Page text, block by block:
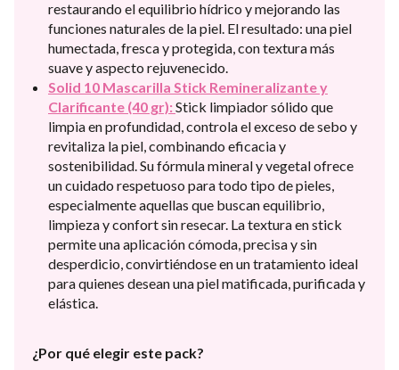
restaurando el equilibrio hídrico y mejorando las
funciones naturales de la piel. El resultado: una piel
humectada, fresca y protegida, con textura más
suave y aspecto rejuvenecido.
Solid 10 Mascarilla Stick Remineralizante y
Clarificante (40 gr):Stick limpiador sólido que
limpia en profundidad, controla el exceso de sebo y
revitaliza la piel, combinando eficacia y
sostenibilidad. Su fórmula mineral y vegetal ofrece
un cuidado respetuoso para todo tipo de pieles,
especialmente aquellas que buscan equilibrio,
limpieza y confort sin resecar. La textura en stick
permite una aplicación cómoda, precisa y sin
desperdicio, convirtiéndose en un tratamiento ideal
para quienes desean una piel matificada, purificada y
elástica.
¿Por qué elegir este pack?